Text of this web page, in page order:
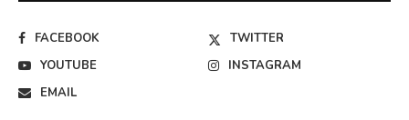
FACEBOOK
TWITTER
YOUTUBE
INSTAGRAM
EMAIL